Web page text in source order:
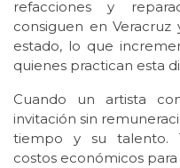
refacciones y
consiguen en
estado, lo que
quienes practican esta
Cuando un artista
invitación sin
tiempo y su talento.
costos económicos